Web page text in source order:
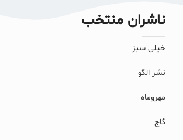
ناشران منتخب
خیلی سبز
نشر الگو
مهروماه
گاج